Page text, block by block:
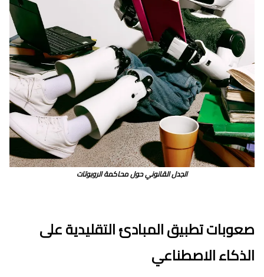
الجدل القانوني حول محاكمة الروبوتات
صعوبات تطبيق المبادئ التقليدية على
الذكاء الاصطناعي